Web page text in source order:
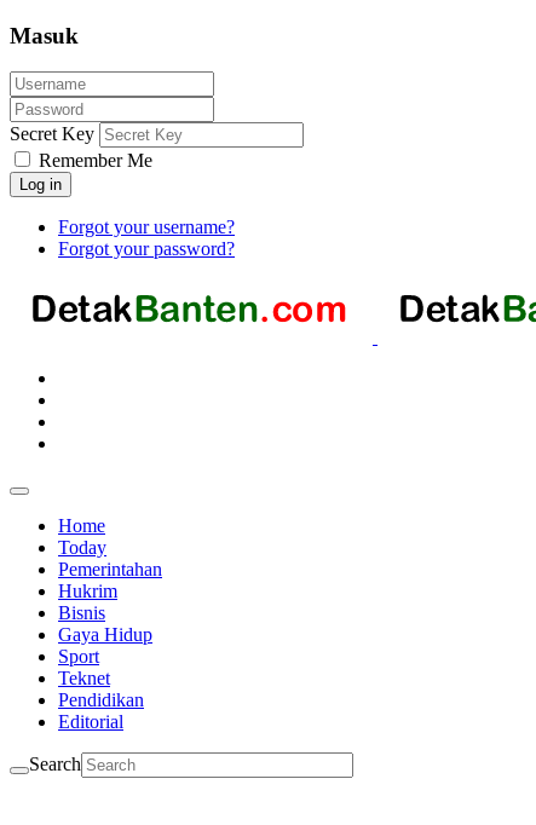
Masuk
Secret Key
Remember Me
Log in
Forgot your username?
Forgot your password?
Home
Today
Pemerintahan
Hukrim
Bisnis
Gaya Hidup
Sport
Teknet
Pendidikan
Editorial
Search